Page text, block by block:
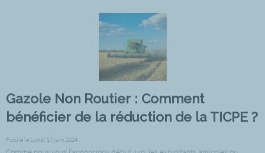
Gazole Non Routier : Comment
bénéficier de la réduction de la TICPE ?
Publié le Lundi 17 juin 2024